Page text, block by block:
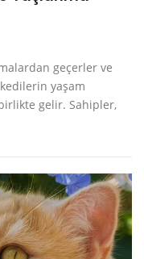
geçerler ve
yaşam
gelir. Sahipler,